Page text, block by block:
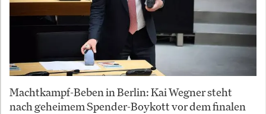
Machtkampf-Beben in Berlin: Kai Wegner steht
nach geheimem Spender-Boykott vor dem finalen